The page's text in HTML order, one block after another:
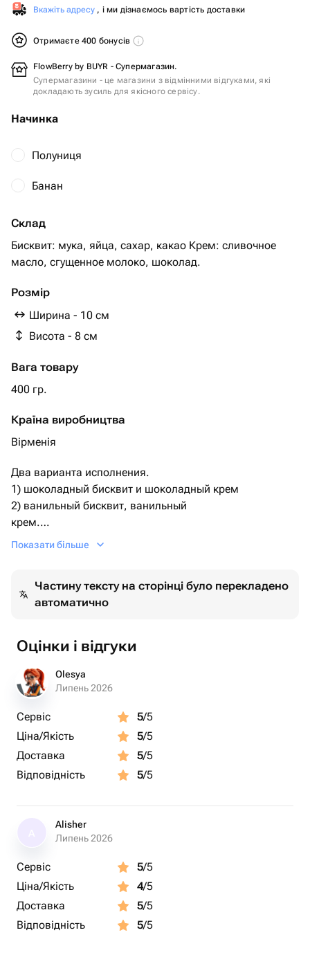
Вкажіть адресу , і ми дізнаємось вартість доставки
Отримаєте 400 бонусів
FlowBerry by BUYR - Супермагазин.
Супермагазини - це магазини з відмінними відгуками, які
докладають зусиль для якісного сервісу.
Начинка
Полуниця
Банан
Склад
Бисквит: мука, яйца, сахар, какао Крем: сливочное
Розмір
Ширина - 10 см
Висота - 8 см
Вага товару
400 гр.
Країна виробництва
Вірменія
Два варианта исполнения.
1) шоколадный бисквит и шоколадный крем
2) ванильный бисквит, ванильный
крем.
По умолчанию поставляется первый вариант.
С 23 февраля
Показати більше
Частину тексту на сторінці було перекладено
автоматично
Оцінки і відгуки
Olesya
Липень 2026
Сервіс 5/5
Ціна/Якість
5/5
Доставка
5/5
Відповідність
5/5
Alisher
Липень 2026
Сервіс 5/5
Ціна/Якість
4/5
Доставка
5/5
Відповідність
5/5